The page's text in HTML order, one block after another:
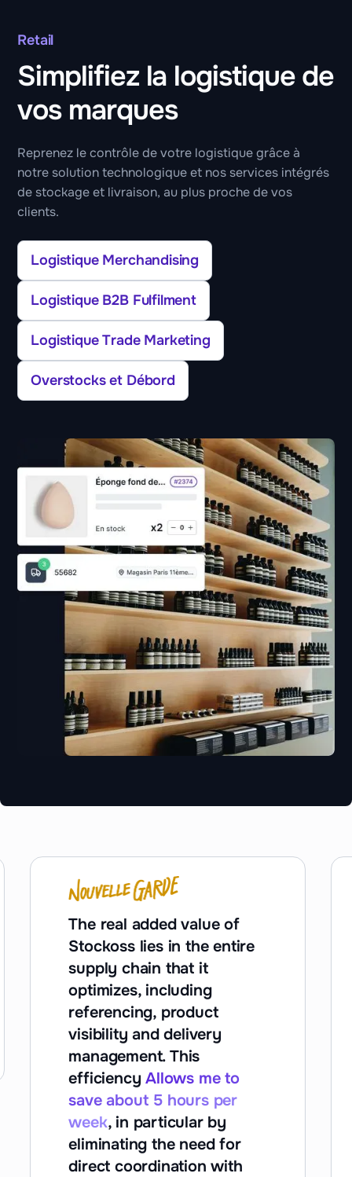
Retail
Simplifiez la logistique de
vos marques
Reprenez le contrôle de votre logistique grâce à
notre solution technologique et nos services intégrés
de stockage et livraison, au plus proche de vos
clients.
Logistique Merchandising
Logistique B2B Fulfilment
Logistique Trade Marketing
Overstocks et Débord
The real added value of
Stockoss lies in the entire
supply chain that it
optimizes, including
referencing, product
visibility and delivery
management. This
efficiencyAllows me to
save about 5 hours per
week, in particular by
eliminating the need for
direct coordination with